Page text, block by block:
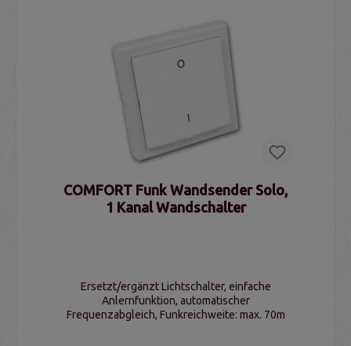
COMFORT Funk Wandsender Solo,
1 Kanal Wandschalter
Ersetzt/ergänzt Lichtschalter, einfache
Anlernfunktion, automatischer
Frequenzabgleich, Funkreichweite: max. 70m